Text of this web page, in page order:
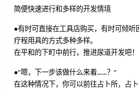
简便快速进行和多样的开发情境
●有时可直接在工具店购买，有时可倾听
疗程用具的方式多种多样。
在平和的下町中前行，推进尿道开发吧！
●”嗯，下一步该做什么来着……？”
在这种情况下，你可以前往占卜所，占卜